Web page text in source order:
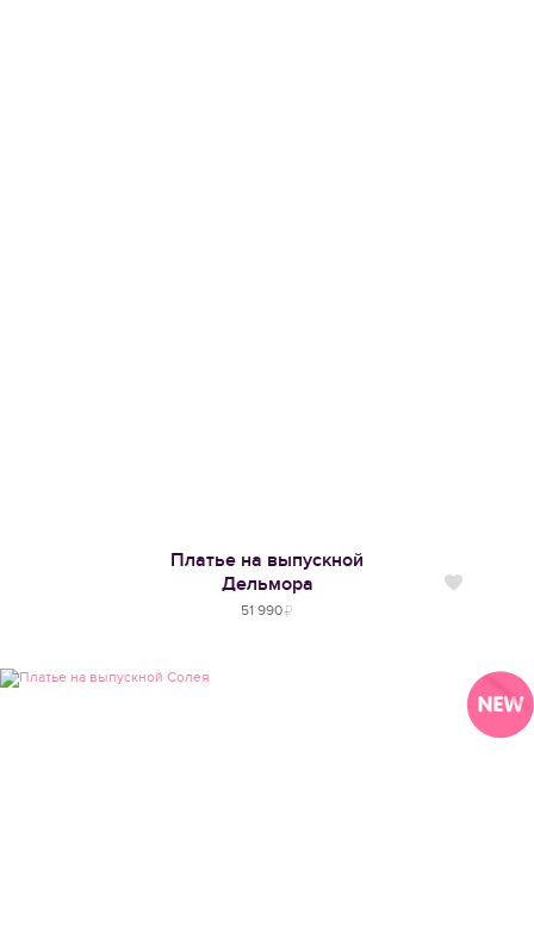
Платье на выпускной
Дельмора
51 990